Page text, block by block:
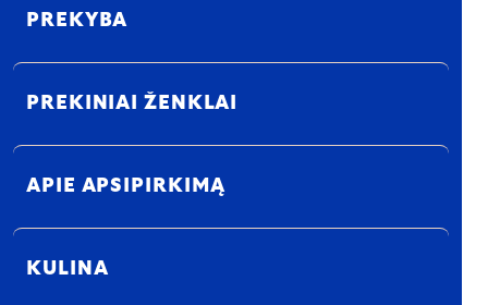
PREKYBA
PREKINIAI ŽENKLAI
APIE APSIPIRKIMĄ
KULINA